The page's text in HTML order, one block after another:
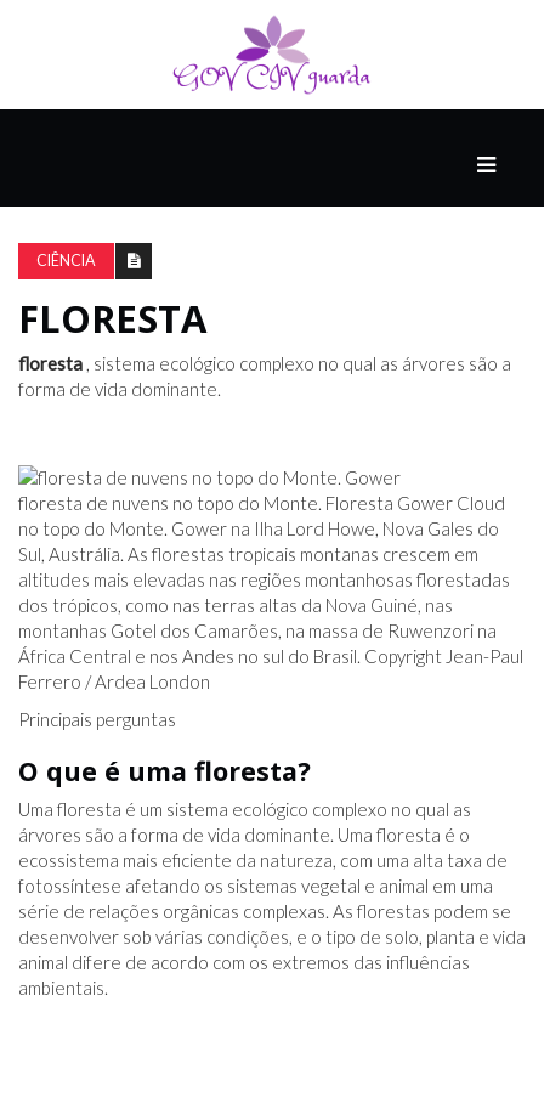
DO
THINK
COMPANHEIRO
COMEÇA
COM
UM
ESTRONDO
CIÊNCIA
FLORESTA
floresta , sistema ecológico complexo no qual as árvores são a
forma de vida dominante.
floresta de nuvens no topo do Monte. Floresta Gower Cloud
no topo do Monte. Gower na Ilha Lord Howe, Nova Gales do
Sul, Austrália. As florestas tropicais montanas crescem em
altitudes mais elevadas nas regiões montanhosas florestadas
dos trópicos, como nas terras altas da Nova Guiné, nas
montanhas Gotel dos Camarões, na massa de Ruwenzori na
África Central e nos Andes no sul do Brasil. Copyright Jean-Paul
Ferrero / Ardea London
Principais perguntas
O que é uma floresta?
Uma floresta é um sistema ecológico complexo no qual as
árvores são a forma de vida dominante. Uma floresta é o
ecossistema mais eficiente da natureza, com uma alta taxa de
fotossíntese afetando os sistemas vegetal e animal em uma
série de relações orgânicas complexas. As florestas podem se
desenvolver sob várias condições, e o tipo de solo, planta e vida
animal difere de acordo com os extremos das influências
ambientais.